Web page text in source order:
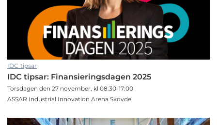
IDC tipsar
IDC tipsar: Finansieringsdagen 2025
Torsdagen den 27 november, kl 08:30-17:00
ASSAR Industrial Innovation Arena Skövde